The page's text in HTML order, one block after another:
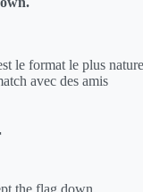
le format le plus
avec des amis
the flag down.